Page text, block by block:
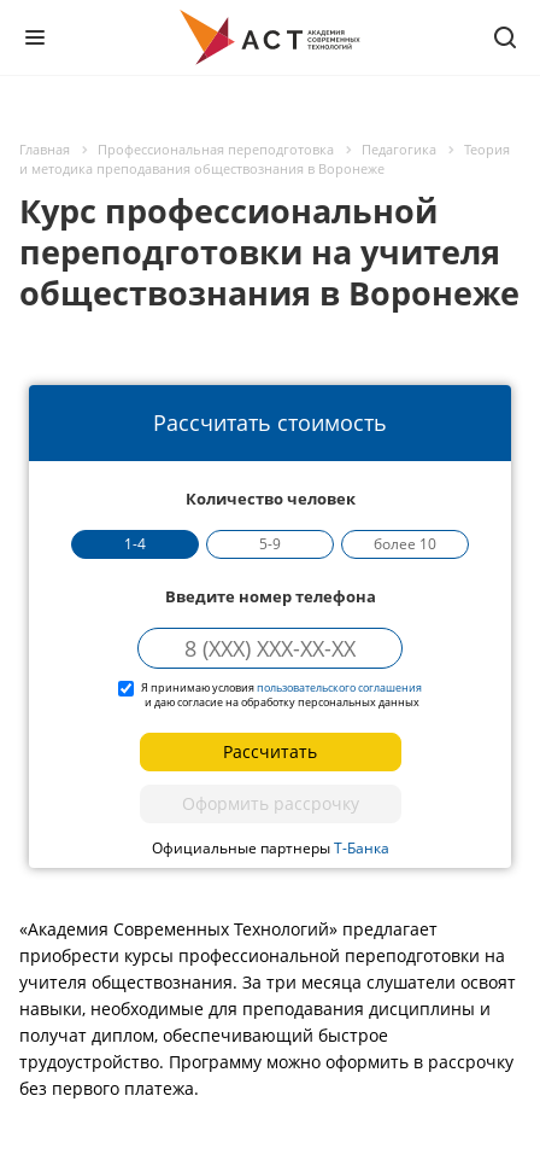
Главная Профессиональная переподготовка Педагогика
Теория
и методика преподавания обществознания в Воронеже
Курс профессиональной
переподготовки на учителя
обществознания в Воронеже
Рассчитать стоимость
Количество человек
1-4 5-9 более 10
Введите номер телефона
Я принимаю условияпользовательского соглашения
и даю согласие на обработку персональных данных
Рассчитать
Оформить рассрочку
Официальные партнерыТ-Банка
«Академия Современных Технологий» предлагает
приобрести курсы профессиональной переподготовки на
учителя обществознания. За три месяца слушатели освоят
навыки, необходимые для преподавания дисциплины и
получат диплом, обеспечивающий быстрое
трудоустройство. Программу можно оформить в рассрочку
без первого платежа.